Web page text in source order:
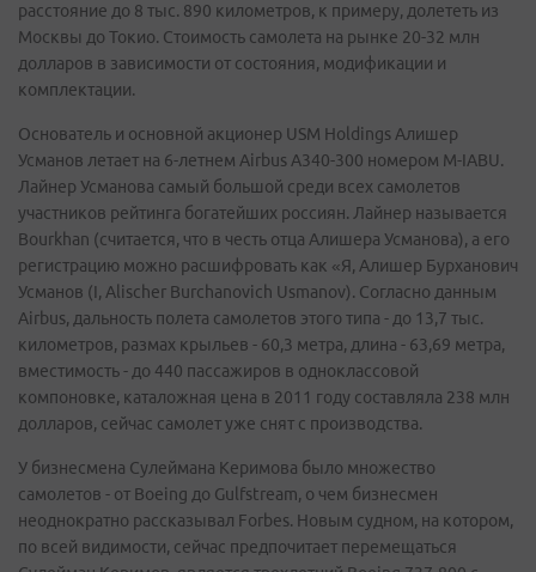
расстояние до 8 тыс. 890 километров, к примеру, долететь из
Москвы до Токио. Стоимость самолета на рынке 20-32 млн
долларов в зависимости от состояния, модификации и
комплектации.
Основатель и основной акционер USM Holdings Алишер
Усманов летает на 6-летнем Airbus A340-300 номером M-IABU.
Лайнер Усманова самый большой среди всех самолетов
участников рейтинга богатейших россиян. Лайнер называется
Bourkhan (считается, что в честь отца Алишера Усманова), а его
регистрацию можно расшифровать как «Я, Алишер Бурханович
Усманов (I, Alischer Burchanovich Usmanov). Согласно данным
Airbus, дальность полета самолетов этого типа - до 13,7 тыс.
километров, размах крыльев - 60,3 метра, длина - 63,69 метра,
вместимость - до 440 пассажиров в одноклассовой
компоновке, каталожная цена в 2011 году составляла 238 млн
долларов, сейчас самолет уже снят с производства.
У бизнесмена Сулеймана Керимова было множество
самолетов - от Boeing до Gulfstream, о чем бизнесмен
неоднократно рассказывал Forbes. Новым судном, на котором,
по всей видимости, сейчас предпочитает перемещаться